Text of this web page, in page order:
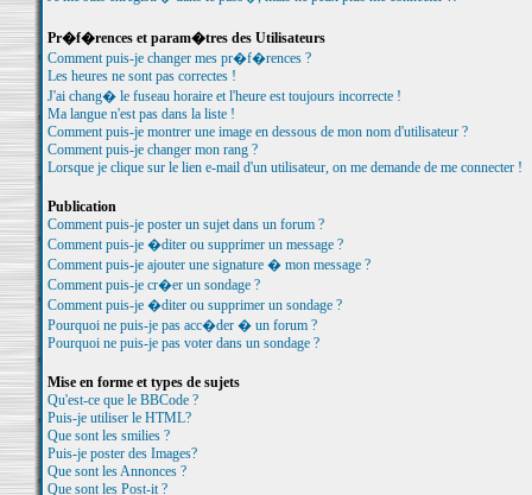
Pr�f�rences et param�tres des Utilisateurs
Comment puis-je changer mes pr�f�rences ?
Les heures ne sont pas correctes !
J'ai chang� le fuseau horaire et l'heure est toujours incorrecte !
Ma langue n'est pas dans la liste !
Comment puis-je montrer une image en dessous de mon nom d'utilisateur ?
Comment puis-je changer mon rang ?
Lorsque je clique sur le lien e-mail d'un utilisateur, on me demande de me connecter !
Publication
Comment puis-je poster un sujet dans un forum ?
Comment puis-je �diter ou supprimer un message ?
Comment puis-je ajouter une signature � mon message ?
Comment puis-je cr�er un sondage ?
Comment puis-je �diter ou supprimer un sondage ?
Pourquoi ne puis-je pas acc�der � un forum ?
Pourquoi ne puis-je pas voter dans un sondage ?
Mise en forme et types de sujets
Qu'est-ce que le BBCode ?
Puis-je utiliser le HTML?
Que sont les smilies ?
Puis-je poster des Images?
Que sont les Annonces ?
Que sont les Post-it ?